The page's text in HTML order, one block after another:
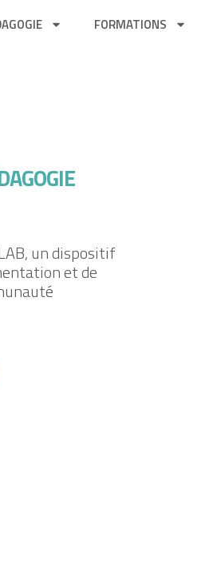
FORMATIONS
un dispositif
et de